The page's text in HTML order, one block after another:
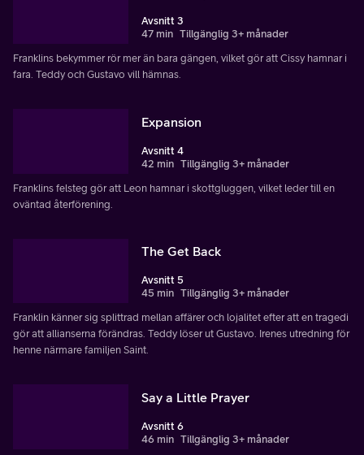
Avsnitt 3
47 min Tillgänglig 3+ månader
Franklins bekymmer rör mer än bara gängen, vilket gör att Cissy hamnar i
fara. Teddy och Gustavo vill hämnas.
Expansion
Avsnitt 4
42 min Tillgänglig 3+ månader
Franklins felsteg gör att Leon hamnar i skottgluggen, vilket leder till en
oväntad återförening.
The Get Back
Avsnitt 5
45 min Tillgänglig 3+ månader
Franklin känner sig splittrad mellan affärer och lojalitet efter att en tragedi
gör att allianserna förändras. Teddy löser ut Gustavo. Irenes utredning för
henne närmare familjen Saint.
Say a Little Prayer
Avsnitt 6
46 min Tillgänglig 3+ månader